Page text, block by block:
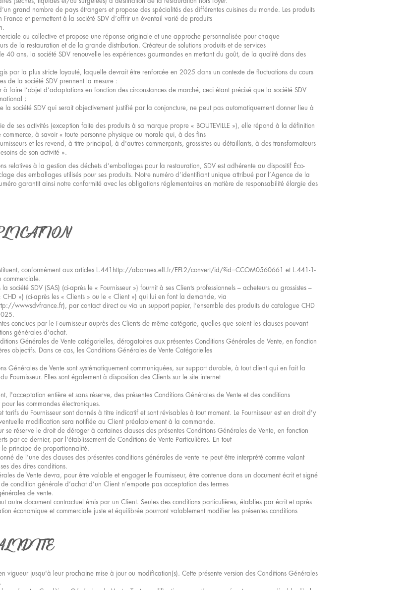
grand nombre de pays étrangers et propose des spécialités des différentes cuisines du monde. Les produits
France et permettent à la société SDV d’offrir un éventail varié de produits
ou collective et propose une réponse originale et une approche personnalisée pour chaque
de la restauration et de la grande distribution. Créateur de solutions produits et de services
40 ans, la société SDV renouvelle les expériences gourmandes en mettant du goût, de la qualité dans des
par la plus stricte loyauté, laquelle devrait être renforcée en 2025 dans un contexte de fluctuations du cours
de la société SDV prennent la mesure :
faire l’objet d’adaptations en fonction des circonstances de marché, ceci étant précisé que la société SDV
;
la société SDV qui serait objectivement justifié par la conjoncture, ne peut pas automatiquement donner lieu à
de ses activités (exception faite des produits à sa marque propre « BOUTEVILLE »), elle répond à la définition
à savoir « toute personne physique ou morale qui, à des fins
et les revend, à titre principal, à d'autres commerçants, grossistes ou détaillants, à des transformateurs
de son activité ».
relatives à la gestion des déchets d’emballages pour la restauration, SDV est adhérente au dispositif Éco-
des emballages utilisés pour ses produits. Notre numéro d’identifiant unique attribué par l’Agence de la
garantit ainsi notre conformité avec les obligations réglementaires en matière de responsabilité élargie des
conformément aux articles L.441http://abonnes.efl.fr/EFL2/convert/id/?id=CCOM0560661 et L.441-1-
société SDV (SAS) (ci-après le « Fournisseur ») fournit à ses Clients professionnels – acheteurs ou grossistes –
») (ci-après les « Clients » ou le « Client ») qui lui en font la demande, via
wwwsdvfrance.fr), par contact direct ou via un support papier, l’ensemble des produits du catalogue CHD
conclues par le Fournisseur auprès des Clients de même catégorie, quelles que soient les clauses pouvant
générales d'achat.
Générales de Vente catégorielles, dérogatoires aux présentes Conditions Générales de Vente, en fonction
objectifs. Dans ce cas, les Conditions Générales de Vente Catégorielles
Générales de Vente sont systématiquement communiquées, sur support durable, à tout client qui en fait la
Fournisseur. Elles sont également à disposition des Clients sur le site internet
l'acceptation entière et sans réserve, des présentes Conditions Générales de Vente et des conditions
les commandes électroniques.
tarifs du Fournisseur sont donnés à titre indicatif et sont révisables à tout moment. Le Fournisseur est en droit d'y
modification sera notifiée au Client préalablement à la commande.
se réserve le droit de déroger à certaines clauses des présentes Conditions Générales de Vente, en fonction
par ce dernier, par l'établissement de Conditions de Vente Particulières. En tout
principe de proportionnalité.
de l’une des clauses des présentes conditions générales de vente ne peut être interprété comme valant
des dites conditions.
de Vente devra, pour être valable et engager le Fournisseur, être contenue dans un document écrit et signé
condition générale d’achat d’un Client n’emporte pas acceptation des termes
de vente.
autre document contractuel émis par un Client. Seules des conditions particulières, établies par écrit et après
économique et commerciale juste et équilibrée pourront valablement modifier les présentes conditions
vigueur jusqu'à leur prochaine mise à jour ou modification(s). Cette présente version des Conditions Générales